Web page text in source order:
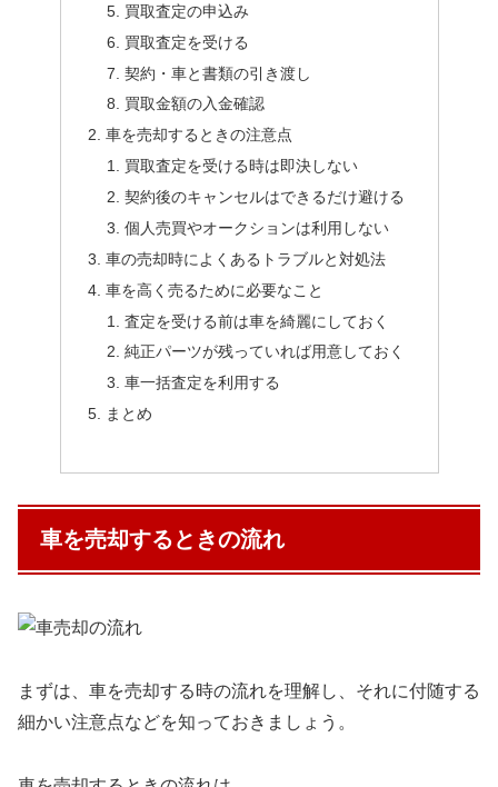
買取査定の申込み
買取査定を受ける
契約・車と書類の引き渡し
買取金額の入金確認
車を売却するときの注意点
買取査定を受ける時は即決しない
契約後のキャンセルはできるだけ避ける
個人売買やオークションは利用しない
車の売却時によくあるトラブルと対処法
車を高く売るために必要なこと
査定を受ける前は車を綺麗にしておく
純正パーツが残っていれば用意しておく
車一括査定を利用する
まとめ
車を売却するときの流れ
まずは、車を売却する時の流れを理解し、それに付随する
細かい注意点などを知っておきましょう。